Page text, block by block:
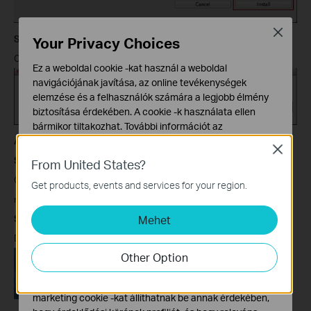
Step6
Click
Application
Step 1
Connect the USB printer to the USB port of the TP-Link
modem/router,make sure the USB LED light lit up.
Step
Double-click the icon to launch theTP-LinkUSB Printer Controller
From United States?
Get products, events and services for your region.
Mehet
Other Option
Close
Your Privacy Choices
Ez a weboldal cookie -kat használ a weboldal
navigációjának javítása, az online tevékenységek
elemzése és a felhasználók számára a legjobb élmény
biztosítása érdekében. A cookie -k használata ellen
bármikor tiltakozhat. További információt az
Alap Cookie-k
Ezek a cookie -k a webhely működéséhez szükségesek,
és nem tilthatók le a rendszereiben.
Marketing és Elemző Cookie-k
Az elemző cookie -k lehetővé teszik számunkra, hogy
elemezzük weboldalunkon végzett tevékenységeit, hogy
javítsuk és módosítsuk webhelyünk működését.
marketing cookie -kat állíthatnak be annak érdekében,
Close